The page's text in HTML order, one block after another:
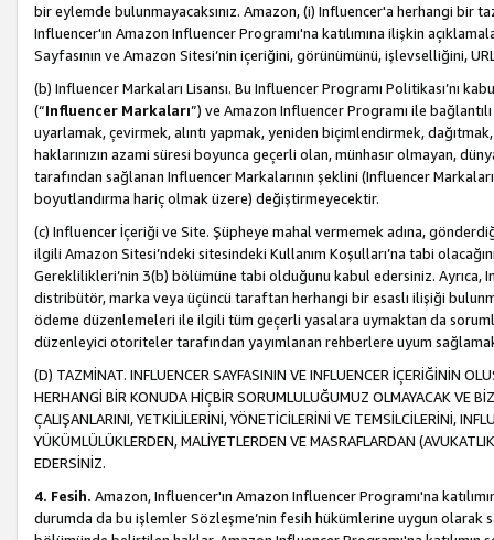
bir eylemde bulunmayacaksınız. Amazon, (i) Influencer'a herhangi bir
Influencer'ın Amazon Influencer Programı'na katılımına ilişkin
Sayfasının ve Amazon Sitesi’nin içeriğini, görünümünü, işlevselliğini,
(b) Influencer Markaları Lisansı. Bu Influencer Programı Politikası’nı
(“Influencer Markaları”) ve Amazon Influencer Programı ile
uyarlamak, çevirmek, alıntı yapmak, yeniden biçimlendirmek,
haklarınızın azami süresi boyunca geçerli olan, münhasır olmayan,
tarafından sağlanan Influencer Markalarının şeklini (Influencer
boyutlandırma hariç olmak üzere) değiştirmeyecektir.
(c) Influencer İçeriği ve Site. Şüpheye mahal vermemek adına,
ilgili Amazon Sitesi’ndeki sitesindeki Kullanım Koşulları’na tabi
Gereklilikleri’nin 3(b) bölümüne tabi olduğunu kabul edersiniz. Ayrıca,
distribütör, marka veya üçüncü taraftan herhangi bir esaslı ilişiği
ödeme düzenlemeleri ile ilgili tüm geçerli yasalara uymaktan da
düzenleyici otoriteler tarafından yayımlanan rehberlere uyum
(D) TAZMİNAT. INFLUENCER SAYFASININ VE INFLUENCER İÇERİĞİNİN
HERHANGİ BİR KONUDA HİÇBİR SORUMLULUĞUMUZ OLMAYACAK VE
ÇALIŞANLARINI, YETKİLİLERİNİ, YÖNETİCİLERİNİ VE TEMSİLCİLERİNİ,
YÜKÜMLÜLÜKLERDEN, MALİYETLERDEN VE MASRAFLARDAN
EDERSİNİZ.
4. Fesih. Amazon, Influencer'ın Amazon Influencer Programı'na
durumda da bu işlemler Sözleşme’nin fesih hükümlerine uygun olarak